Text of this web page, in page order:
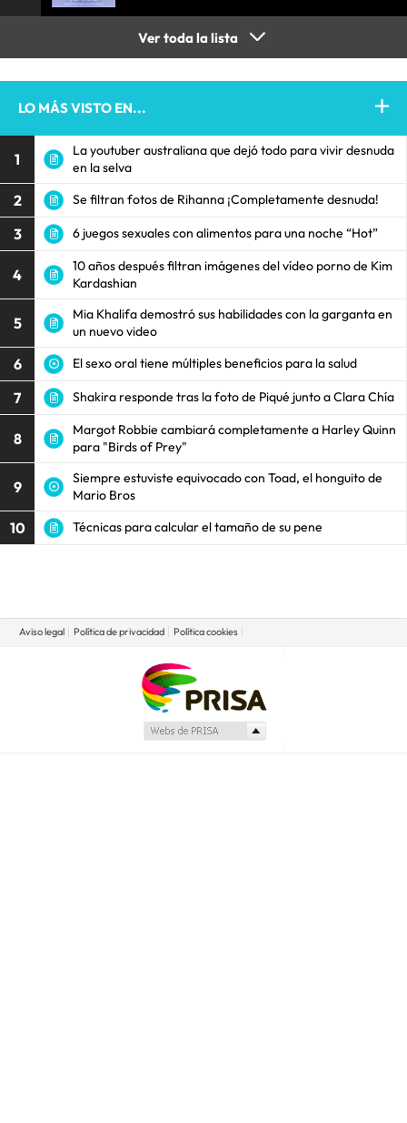
Ver toda la lista
LO MÁS VISTO EN...
1
La youtuber australiana que dejó todo para vivir desnuda
en la selva
2 Se filtran fotos de Rihanna ¡Completamente desnuda!
3 6 juegos sexuales con alimentos para una noche “Hot”
4
10 años después filtran imágenes del vídeo porno de Kim
Kardashian
5
Mia Khalifa demostró sus habilidades con la garganta en
un nuevo video
6 El sexo oral tiene múltiples beneficios para la salud
7 Shakira responde tras la foto de Piqué junto a Clara Chía
8
Margot Robbie cambiará completamente a Harley Quinn
para "Birds of Prey"
9
Siempre estuviste equivocado con Toad, el honguito de
Mario Bros
10 Técnicas para calcular el tamaño de su pene
Aviso legal Política de privacidad Política cookies